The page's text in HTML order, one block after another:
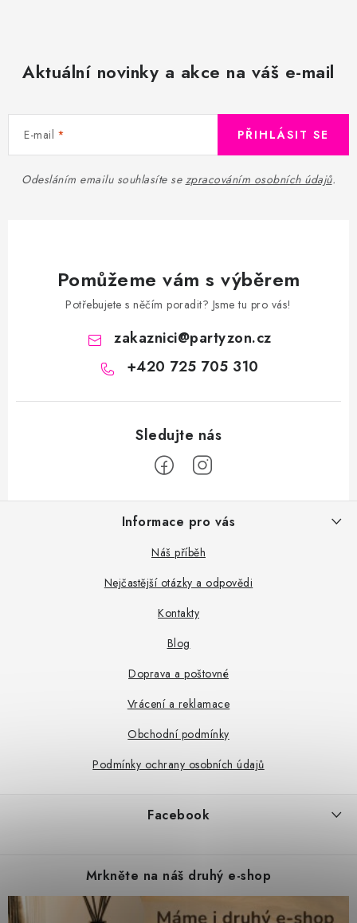
Aktuální novinky a akce na váš e-mail
E-mail
Odesláním emailu souhlasíte se zpracováním osobních údajů.
PŘIHLÁSIT SE
Pomůžeme vám s výběrem
Potřebujete s něčím poradit? Jsme tu pro vás!
zakaznici@partyzon.cz
+420 725 705 310
Z
Informace pro vás
Náš příběh
Nejčastější otázky a odpovědi
Kontakty
Blog
Doprava a poštovné
Vrácení a reklamace
Obchodní podmínky
Podmínky ochrany osobních údajů
Facebook
Mrkněte na náš druhý e-shop